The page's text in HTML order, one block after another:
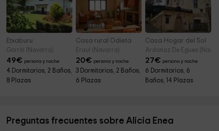
Etxaburu
Gorriti (Navarra)
49€ persona y noche
4 Dormitorios, 2 Baños,
8 Plazas
Casa rural Odieta
Eraul (Navarra)
20€ persona y noche
3 Dormitorios, 2 Baños,
6 Plazas
Casa Hogar del Sol
Ardanaz De Egues
27€ persona y noche
6 Dormitorios, 6
Baños, 14 Plazas
Preguntas frecuentes sobre Alicia Enea